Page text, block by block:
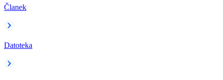
Članek
Datoteka